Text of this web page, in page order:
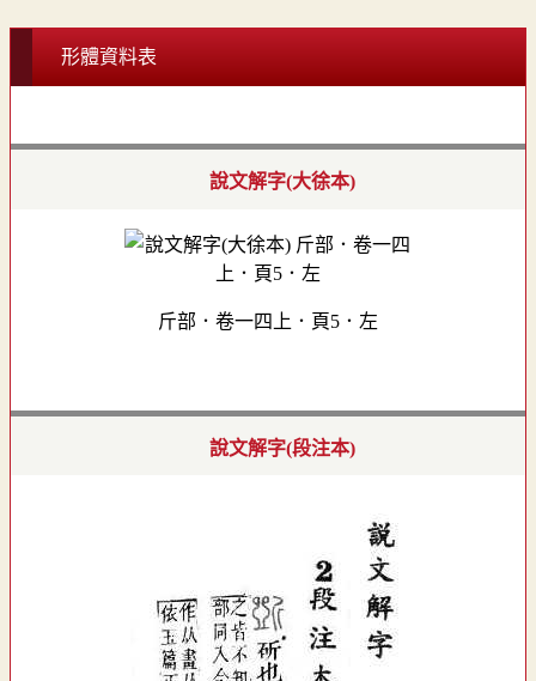
形體資料表
說文解字(大徐本)
斤部．卷一四上．頁5．左
說文解字(段注本)